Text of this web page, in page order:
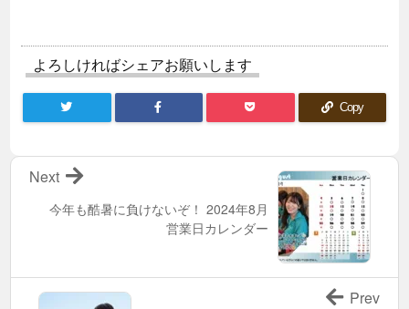
よろしければシェアお願いします
Copy
今年も酷暑に負けないぞ！ 2024年8月
営業日カレンダー
Next
Prev